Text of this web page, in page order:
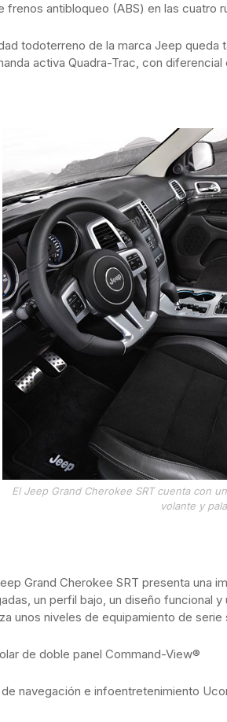
frenos antibloqueo (ABS) en las cuatro
todoterreno de la marca Jeep queda
activa Quadra-Trac, con
El Jeep Grand Cherokee SRT cuenta con
volante y
Grand Cherokee SRT presenta una
un perfil bajo, un diseño funcional
unos niveles de equipamiento de
de doble panel Command-View®
de navegación e infoentretenimiento